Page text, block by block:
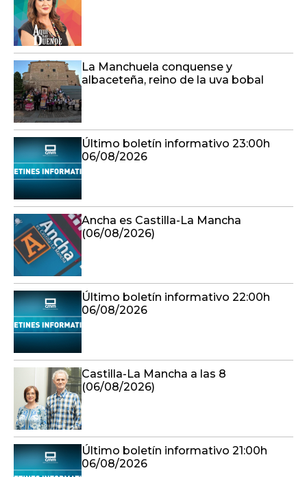
La Manchuela conquense y
albaceteña, reino de la uva bobal
Último boletín informativo 23:00h
06/08/2026
Ancha es Castilla-La Mancha
(06/08/2026)
Último boletín informativo 22:00h
06/08/2026
Castilla-La Mancha a las 8
(06/08/2026)
Último boletín informativo 21:00h
06/08/2026